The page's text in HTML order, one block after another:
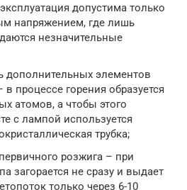
допустима только
напряжением, где лишь
незначительные
дополнительных элементов
в процессе горения образуется
атомов, а чтобы этого
с лампой используется
трубка;
розжига – при
загорается не сразу и выдает
только через 6-10